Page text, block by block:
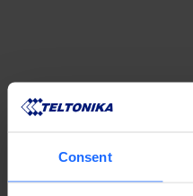
Consent
СУМІСНІ